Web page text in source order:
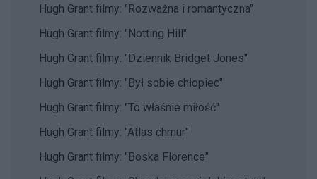
Hugh Grant filmy: "Rozważna i romantyczna"
Hugh Grant filmy: "Notting Hill"
Hugh Grant filmy: "Dziennik Bridget Jones"
Hugh Grant filmy: "Był sobie chłopiec"
Hugh Grant filmy: "To właśnie miłość"
Hugh Grant filmy: "Atlas chmur"
Hugh Grant filmy: "Boska Florence"